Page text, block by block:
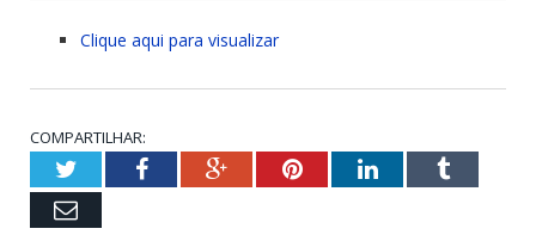
Clique aqui para visualizar
COMPARTILHAR:
TwitterFacebookGoogle+PinterestLinkedInTumblr
Email